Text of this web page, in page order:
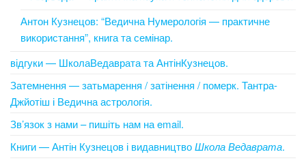
Антон Кузнецов: “Ведична Нумерологія — практичне
використання”, книга та семінар.
відгуки — ШколаВедаврата та АнтінКузнецов.
Затемнення — затьмарення / затінення / померк. Тантра-
Джйотіш і Ведична астрологія.
Зв’язок з нами – пишіть нам на email.
Книги — Антін Кузнецов і видавництвоШкола Ведаврата.